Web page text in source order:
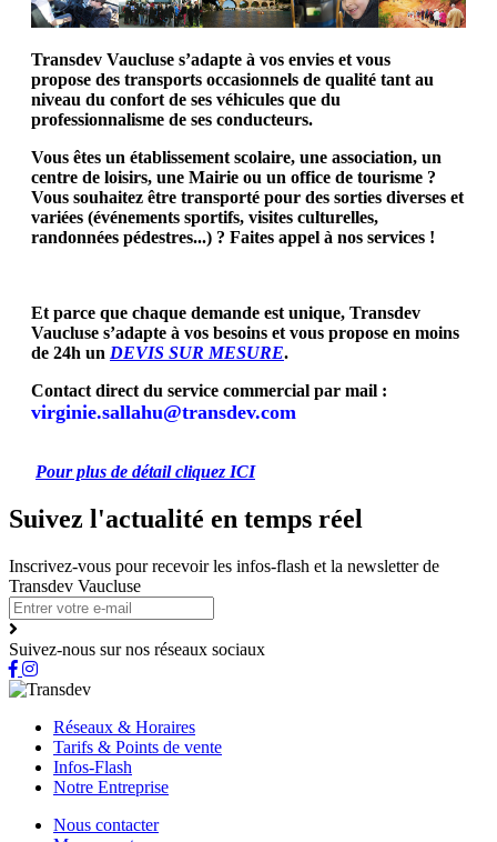
Transdev Vaucluse s’adapte à vos envies et vous
propose des transports occasionnels de qualité tant au
niveau du confort de ses véhicules que du
professionnalisme de ses conducteurs.
Vous êtes un établissement scolaire, une association, un
centre de loisirs, une Mairie ou un office de tourisme ?
Vous souhaitez être transporté pour des sorties diverses et
variées (événements sportifs, visites culturelles,
randonnées pédestres...) ? Faites appel à nos services !
Et parce que chaque demande est unique, Transdev
Vaucluse s’adapte à vos besoins et vous propose en moins
de 24h un DEVIS SUR MESURE.
Contact direct du service commercial par mail :
virginie.sallahu@transdev.com
Pour plus de détail cliquez ICI
Suivez l'actualité en temps réel
Inscrivez-vous pour recevoir les infos-flash et la newsletter de
Transdev Vaucluse
Suivez-nous sur nos réseaux sociaux
Réseaux & Horaires
Tarifs & Points de vente
Infos-Flash
Notre Entreprise
Nous contacter